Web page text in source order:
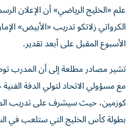
علم «الخليج الرياضي» أن الإعلان
الكرواتي زلاتكو تدريب «الأبيض»
الأسبوع المقبل على أبعد تقدير.
تشير مصادر مطلعة إلى أن المدرب
مع مسؤولي الاتحاد لتولي الدفة الفنية
كوزمين، حيث سيشرف على تدريب
بطولة كأس الخليج التي ستلعب في